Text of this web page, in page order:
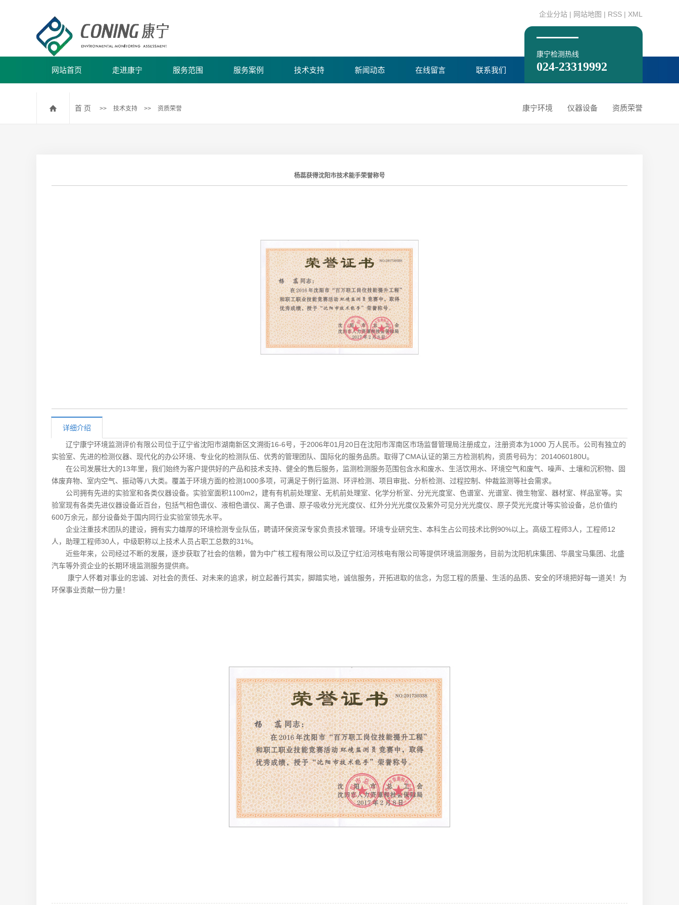
企业分站 | 网站地图 | RSS | XML
康宁检测热线
024-23319992
网站首页 走进康宁
公司团建
服务范围
海水监测
固废和污泥监测
服务案例 技术支持 新闻动态 在线留言 联系我们
首 页 >> 技术支持 >> 资质荣誉 康宁环境 仪器设备 资质荣誉
杨蕊获得沈阳市技术能手荣誉称号
详细介绍
辽宁康宁环境监测评价有限公司位于辽宁省沈阳市湖南新区文溯街16-6号，于2006年01月20日在沈阳市浑南区市场监督管理局注册成立，注册资本为1000 万人民币。公司有独立的
实验室、先进的检测仪器、现代化的办公环境、专业化的检测队伍、优秀的管理团队、国际化的服务品质。取得了CMA认证的第三方检测机构，资质号码为：2014060180U。
在公司发展壮大的13年里，我们始终为客户提供好的产品和技术支持、健全的售后服务，监测检测服务范围包含水和废水、生活饮用水、环境空气和废气、噪声、土壤和沉积物、固
体废弃物、室内空气、振动等八大类。覆盖于环境方面的检测1000多项，可满足于例行监测、环评检测、项目审批、分析检测、过程控制、仲裁监测等社会需求。
公司拥有先进的实验室和各类仪器设备。实验室面积1100m2，建有有机前处理室、无机前处理室、化学分析室、分光光度室、色谱室、光谱室、微生物室、器材室、样品室等。实
验室现有各类先进仪器设备近百台，包括气相色谱仪、液相色谱仪、离子色谱、原子吸收分光光度仪、红外分光光度仪及紫外可见分光光度仪、原子荧光光度计等实验设备，总价值约
600万余元，部分设备处于国内同行业实验室领先水平。
企业注重技术团队的建设，拥有实力雄厚的环境检测专业队伍，聘请环保资深专家负责技术管理。环境专业研究生、本科生占公司技术比例90%以上。高级工程师3人，工程师12
人，助理工程师30人，中级职称以上技术人员占职工总数的31%。
近些年来，公司经过不断的发展，逐步获取了社会的信赖，曾为中广核工程有限公司以及辽宁红沿河核电有限公司等提供环境监测服务，目前为沈阳机床集团、华晨宝马集团、北盛
汽车等外资企业的长期环境监测服务提供商。
康宁人怀着对事业的忠诚、对社会的责任、对未来的追求，树立起善行其实，脚踏实地，诚信服务，开拓进取的信念，为您工程的质量、生活的品质、安全的环境把好每一道关！为
环保事业贡献一份力量！